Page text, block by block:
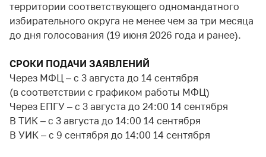
территории соответствующего одномандатного
избирательного округа не менее чем за три месяца
до дня голосования (19 июня 2026 года и ранее).
СРОКИ ПОДАЧИ ЗАЯВЛЕНИЙ
Через МФЦ – с 3 августа до 14 сентября
(в соответствии с графиком работы МФЦ)
Через ЕПГУ – с 3 августа до 24:00 14 сентября
В ТИК – с 3 августа до 14:00 14 сентября
В УИК – с 9 сентября до 14:00 14 сентября